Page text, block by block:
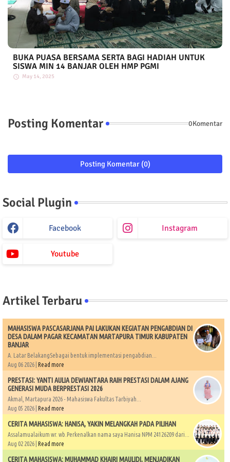
BUKA PUASA BERSAMA SERTA BAGI HADIAH UNTUK
SISWA MIN 14 BANJAR OLEH HMP PGMI
May 14, 2025
Posting Komentar 0Komentar
Posting Komentar (0)
Social Plugin
Facebook Instagram
Youtube
Artikel Terbaru
MAHASISWA PASCASARJANA PAI LAKUKAN KEGIATAN PENGABDIAN DI
DESA DALAM PAGAR KECAMATAN MARTAPURA TIMUR KABUPATEN
BANJAR
A. Latar BelakangSebagai bentuk implementasi pengabdian...
Aug 06 2026 | Read more
PRESTASI: YANTI AULIA DEWIANTARA RAIH PRESTASI DALAM AJANG
GENERASI MUDA BERPRESTASI 2026
Akmal, Martapura 2026 - Mahasiswa Fakultas Tarbiyah...
Aug 05 2026 | Read more
CERITA MAHASISWA: HANISA, YAKIN MELANGKAH PADA PILIHAN
Assalamualaikum wr. wb.Perkenalkan nama saya Hanisa NPM 24126209 dari...
Aug 02 2026 | Read more
CERITA MAHASISWA: MUHAMMAD KHAIRI MAULIDI, MENJADIKAN